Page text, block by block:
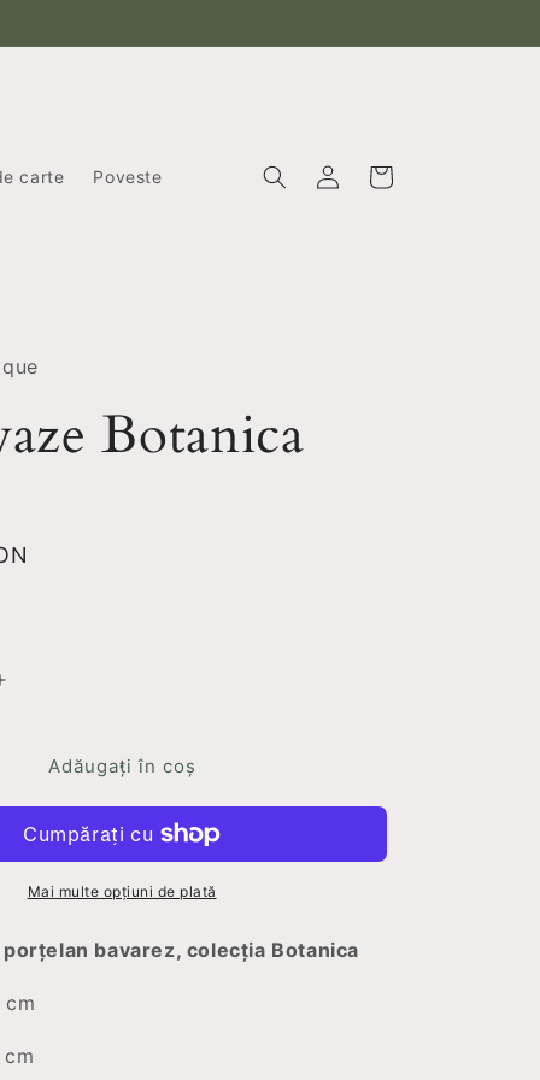
carte Poveste
Conectați-
vă
Coș
Botanica
Adăugați în coș
Mai multe opțiuni de plată
bavarez, colecția Botanica